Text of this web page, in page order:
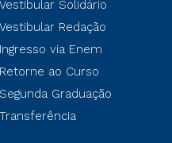
Vestibular Solidário
Vestibular Redação
Ingresso via Enem
Retorne ao Curso
Segunda Graduação
Transferência